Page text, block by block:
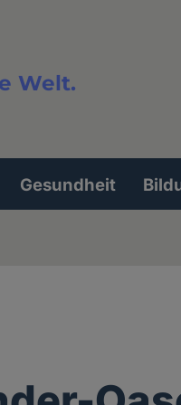
Welt.
Gesundheit